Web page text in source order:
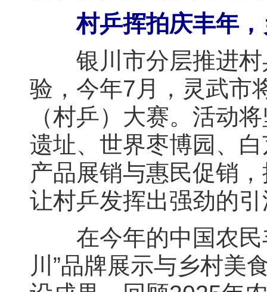
村乒挥拍庆丰年
银川市分层推进村
验，今年7月，灵武市
（村乒）大赛。活动
遗址、世界枣博园、
产品展销与惠民促销
让村乒发挥出强劲的
在今年的中国农民
川”品牌展示与乡村美